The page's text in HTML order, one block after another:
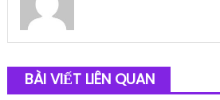
BÀI VIẾT LIÊN QUAN